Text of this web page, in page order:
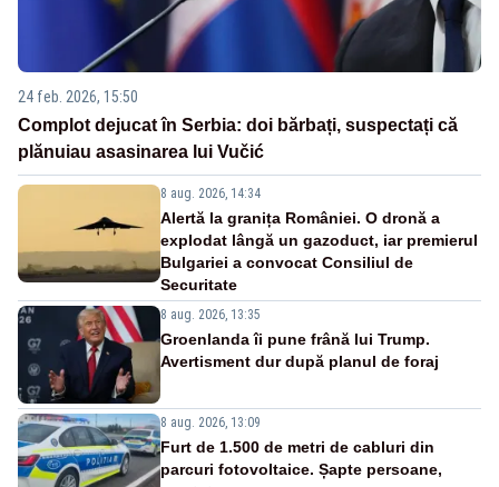
24 feb. 2026, 15:50
Complot dejucat în Serbia: doi bărbați, suspectați că
plănuiau asasinarea lui Vučić
8 aug. 2026, 14:34
Alertă la granița României. O dronă a
explodat lângă un gazoduct, iar premierul
Bulgariei a convocat Consiliul de
Securitate
8 aug. 2026, 13:35
Groenlanda îi pune frână lui Trump.
Avertisment dur după planul de foraj
8 aug. 2026, 13:09
Furt de 1.500 de metri de cabluri din
parcuri fotovoltaice. Șapte persoane,